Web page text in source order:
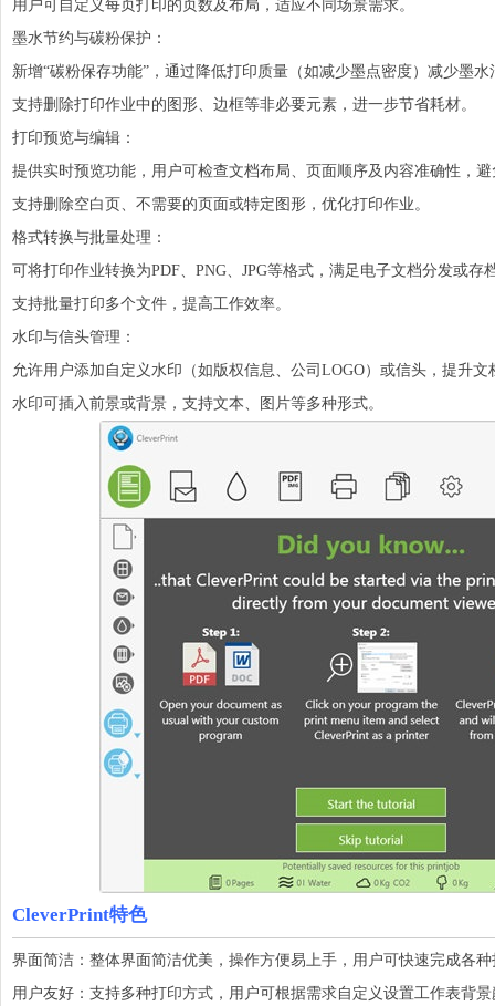
用户可自定义每页打印的页数及布局，适应不同场景需求。
墨水节约与碳粉保护：
新增“碳粉保存功能”，通过降低打印质量（如减少墨点密度）减少墨
支持删除打印作业中的图形、边框等非必要元素，进一步节省耗材。
打印预览与编辑：
提供实时预览功能，用户可检查文档布局、页面顺序及内容准确性，
支持删除空白页、不需要的页面或特定图形，优化打印作业。
格式转换与批量处理：
可将打印作业转换为PDF、PNG、JPG等格式，满足电子文档分发或存
支持批量打印多个文件，提高工作效率。
水印与信头管理：
允许用户添加自定义水印（如版权信息、公司LOGO）或信头，提升文
水印可插入前景或背景，支持文本、图片等多种形式。
CleverPrint特色
界面简洁：整体界面简洁优美，操作方便易上手，用户可快速完成各
用户友好：支持多种打印方式，用户可根据需求自定义设置工作表背